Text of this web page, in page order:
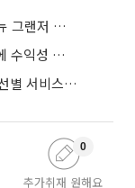
효율·AI 더했다…더 강하고 알뜰해진 ‘더 뉴 그랜저 하이브리드’
진에어, 2분기 영업손실 731억…“고유가에 수익성 악화”
새출발 트리니티항공, 재도약 나선다…노선별 서비스 차별화
추가취재 원해요
0